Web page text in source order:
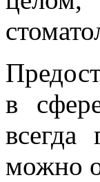
в
всегда
можно